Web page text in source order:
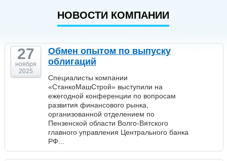
НОВОСТИ КОМПАНИИ
27
ноября
2025
Обмен опытом по выпуску
облигаций
Специалисты компании
«СтанкоМашСтрой» выступили на
ежегодной конференции по вопросам
развития финансового рынка,
организованной отделением по
Пензенской области Волго-Вятского
главного управления Центрального банка
РФ...